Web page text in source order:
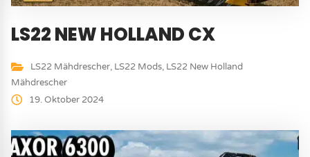
LS22 NEW HOLLAND CX
LS22 Mähdrescher, LS22 Mods, LS22 New Holland
Mähdrescher
19. Oktober 2024